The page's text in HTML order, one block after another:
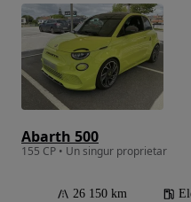
Abarth 500
155 CP • Un singur proprietar
26 150 km